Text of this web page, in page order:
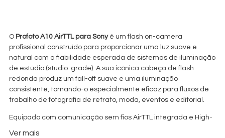
O Profoto A10 AirTTL para Sonyé um flash on-camera
profissional construído para proporcionar uma luz suave e
natural com a fiabilidade esperada de sistemas de iluminação
de estúdio (studio-grade). A sua icónica cabeça de flash
redonda produz um fall-off suave e uma iluminação
consistente, tornando-o especialmente eficaz para fluxos de
trabalho de fotografia de retrato, moda, eventos e editorial.
Equipado com comunicação sem fios AirTTL integrada e High-
Ver mais